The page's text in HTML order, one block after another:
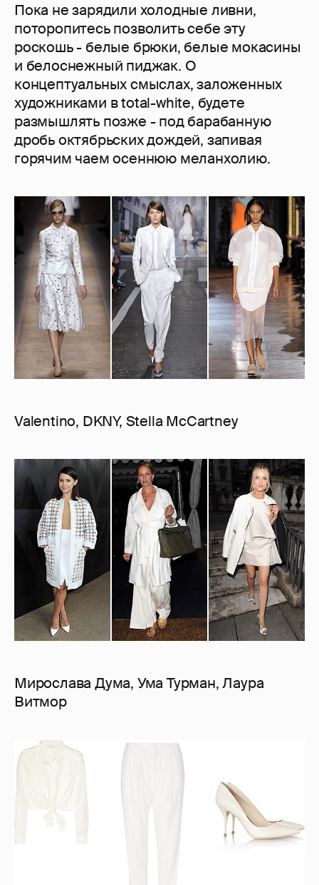
Пока не зарядили холодные ливни,
поторопитесь позволить себе эту
роскошь - белые брюки, белые мокасины
и белоснежный пиджак. О
концептуальных смыслах, заложенных
художниками в total-white, будете
размышлять позже - под барабанную
дробь октябрьских дождей, запивая
горячим чаем осеннюю меланхолию.
Valentino, DKNY, Stella McCartney
Мирослава Дума, Ума Турман, Лаура
Витмор